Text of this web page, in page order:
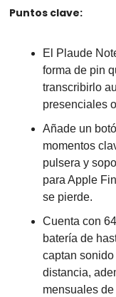
Puntos clave:
El Plaude
forma de pin
transcribirlo
presenciales
Añade un
momentos
pulsera y
para Apple
se pierde.
Cuenta con
batería de
captan
distancia,
mensuales